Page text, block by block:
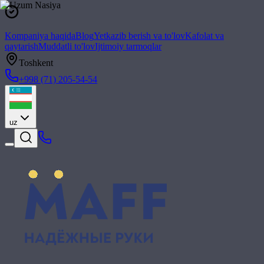
Kompaniya haqidaBlogYetkazib berish va to'lovKafolat va
qaytarishMuddatli to'lovIjtimoiy tarmoqlar
Toshkent
+998 (71) 205-54-54
uz